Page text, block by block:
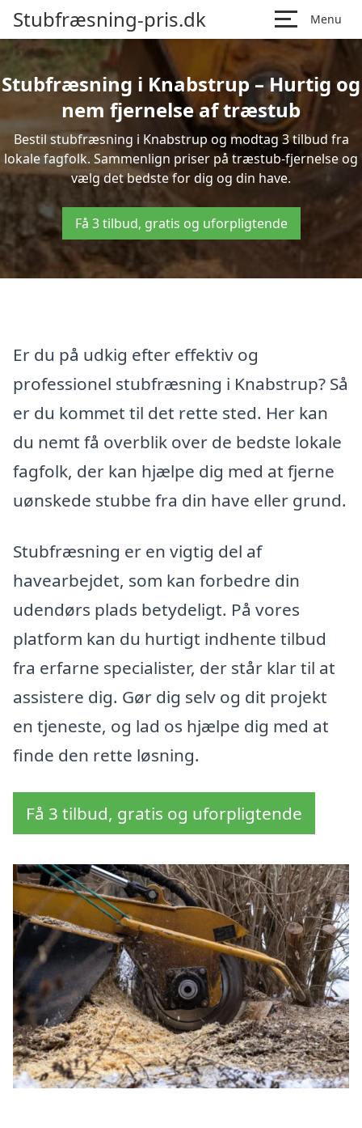
Stubfræsning-pris.dk Menu
Stubfræsning i Knabstrup – Hurtig og
nem fjernelse af træstub
Bestil stubfræsning i Knabstrup og modtag 3 tilbud fra
lokale fagfolk. Sammenlign priser på træstub-fjernelse og
vælg det bedste for dig og din have.
Få 3 tilbud, gratis og uforpligtende
Er du på udkig efter effektiv og
professionel stubfræsning i Knabstrup? Så
er du kommet til det rette sted. Her kan
du nemt få overblik over de bedste lokale
fagfolk, der kan hjælpe dig med at fjerne
uønskede stubbe fra din have eller grund.
Stubfræsning er en vigtig del af
havearbejdet, som kan forbedre din
udendørs plads betydeligt. På vores
platform kan du hurtigt indhente tilbud
fra erfarne specialister, der står klar til at
assistere dig. Gør dig selv og dit projekt
en tjeneste, og lad os hjælpe dig med at
finde den rette løsning.
Få 3 tilbud, gratis og uforpligtende